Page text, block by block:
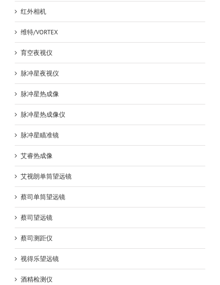
红外相机
维特/VORTEX
育空夜视仪
脉冲星夜视仪
脉冲星热成像
脉冲星热成像仪
脉冲星瞄准镜
艾睿热成像
艾视朗单筒望远镜
蔡司单筒望远镜
蔡司望远镜
蔡司测距仪
视得乐望远镜
酒精检测仪